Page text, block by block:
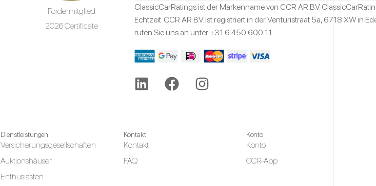
Fördermitglied
2026 Certificate
ClassicCarRatings ist der Markenname von CCR AR B.V.
Echtzeit. CCR AR B.V. ist registriert in der Venturistraat 5a, 6718 XWin
rufen Sie uns an unter+31 6 450 600 11
Dienstleistungen
Versicherungsgesellschaften
Auktionshäuser
Enthusiasten
Kontakt
Kontakt
FAQ
Konto
Konto
CCR-App